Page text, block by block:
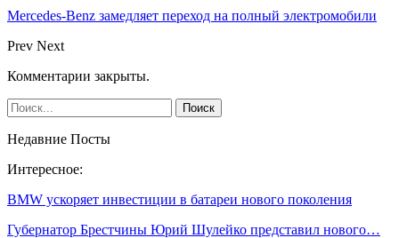
Mercedes-Benz замедляет переход на полный электромобили
Prev Next
Комментарии закрыты.
Недавние Посты
Интересное:
BMW ускоряет инвестиции в батареи нового поколения
Губернатор Брестчины Юрий Шулейко представил нового…